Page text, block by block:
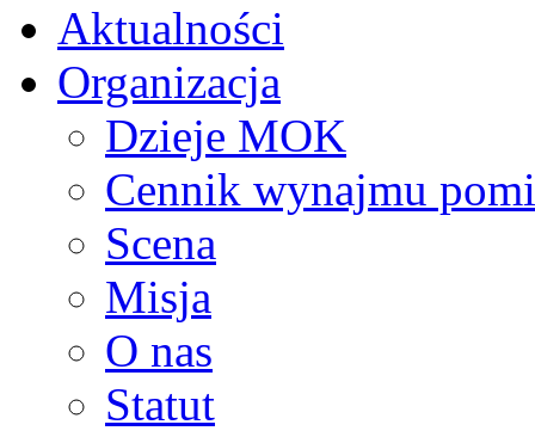
Aktualności
Organizacja
Dzieje MOK
Cennik wynajmu
Scena
Misja
O nas
Statut